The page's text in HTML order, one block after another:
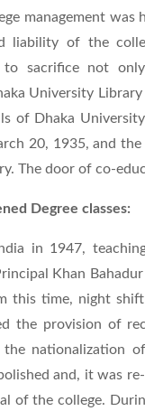
management was
liability of the
to sacrifice not
University
of Dhaka
20, 1935, and
The door of co-
Degree classes:
in 1947,
Khan
this time, night
the provision of
nationalization
and, it was
of the college.